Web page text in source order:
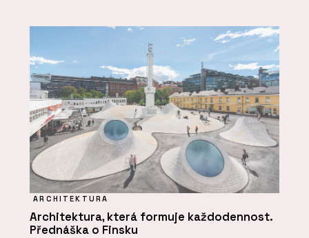
ARCHITEKTURA
Architektura, která formuje každodennost.
Přednáška o Finsku